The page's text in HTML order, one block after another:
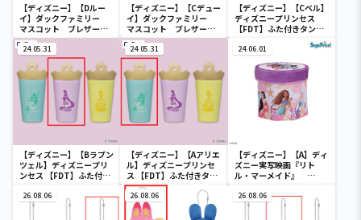
【ディズニー】【Dルー
イ】ダックファミリー
マスコット ブレザーコ
スチューム
【ディズニー】【Cデュー
イ】ダックファミリー
マスコット ブレザーコ
スチューム
【ディズニー】【Cベル】
ディズニープリンセス
【FDT】ふた付きタンブ
24.05.31
【ディズニー】【Bラプン
ツェル】ディズニープリ
ンセス 【FDT】ふた付き
24.05.31
【ディズニー】【Aアリエ
ル】ディズニープリンセ
ス 【FDT】ふた付きタン
ブラー
24.06.01
【ディズニー】【A】ディ
ズニー実写映画『リト
ル・マーメイド』
チェアー
26.08.06 26.08.06 26.08.06